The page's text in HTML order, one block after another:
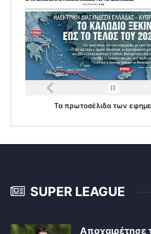
Τα πρωτοσέλιδα των
SUPER LEAGUE
Αποχαιρέτησε